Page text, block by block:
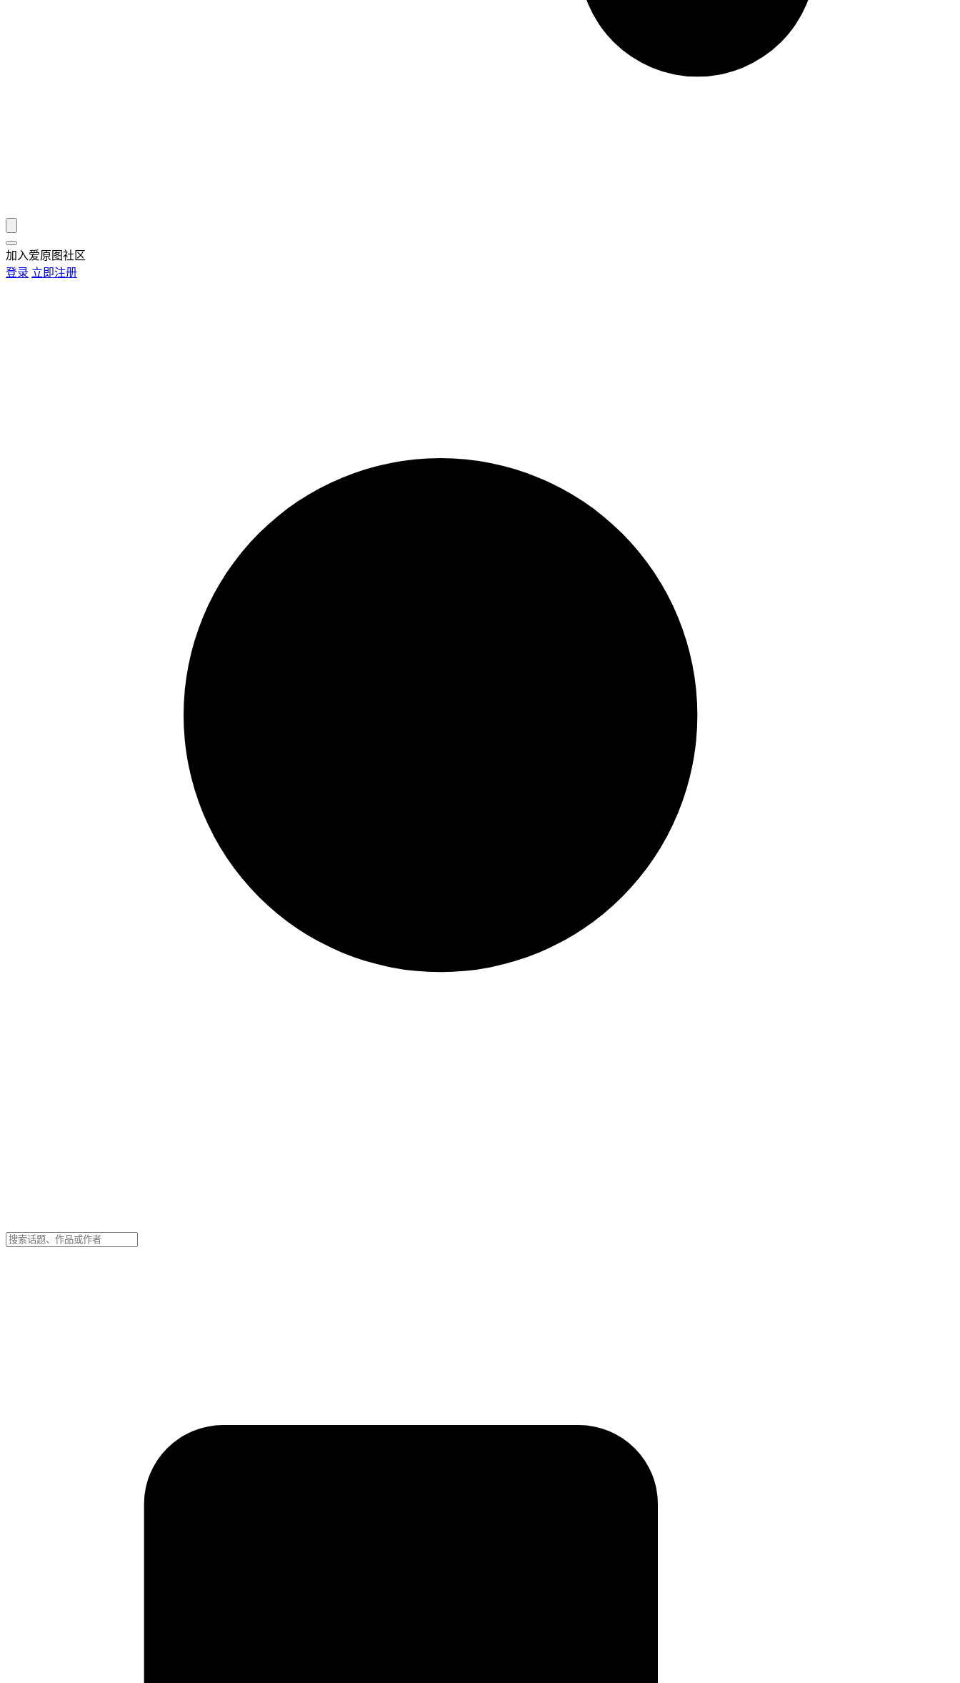
加入爱原图社区
登录 立即注册